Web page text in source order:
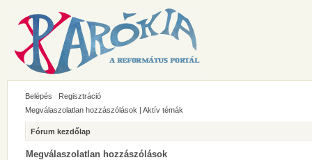
Belépés
Regisztráció
Megválaszolatlan hozzászólások | Aktív témák
Fórum kezdőlap
Megválaszolatlan hozzászólások